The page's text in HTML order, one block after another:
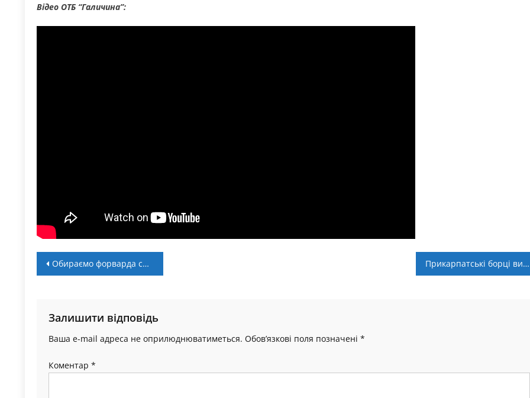
Відео ОТБ “Галичина”:
Навігація
Обираємо форварда символічної збірної НФК “Ураган” Прикарпатські борці виступлять на чемпіонаті світу U-23
Залишити відповідь
Ваша e-mail адреса не оприлюднюватиметься. Обов’язкові поля позначені *
Коментар *